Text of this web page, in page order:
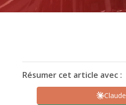
Résumer cet article avec :
Claude